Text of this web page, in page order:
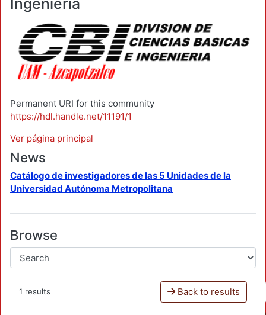
Ingeniería
Permanent URI for this community
https://hdl.handle.net/11191/1
Ver página principal
News
Catálogo de investigadores de las 5 Unidades de la
Universidad Autónoma Metropolitana
Browse
1 results Back to results